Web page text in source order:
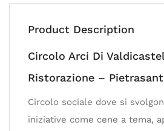
Product Description
Circolo Arci Di
Ristorazione –
Circolo sociale dove si
iniziative come cene a tema,